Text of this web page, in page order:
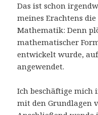
Das ist schon
meines Erachtens
Mathematik: Denn
mathematischer
entwickelt wurde,
angewendet.
Ich beschäftige mich
mit den Grundlagen